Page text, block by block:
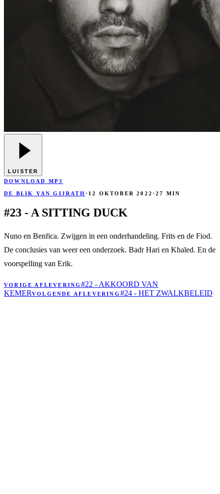
LUISTER
DOWNLOAD MP3
DE BLIK VAN GIJRATH · 12 OKTOBER 2022 ·27 MIN
#23 - A SITTING DUCK
Nuno en Benfica. Zwijgen in een onderhandeling. Frits en de Fiod.
De conclusies van weer een onderzoek. Badr Hari en Khaled. En de
voorspelling van Erik.
VORIGE AFLEVERING#22 - AKKOORD VAN
KEMERVOLGENDE AFLEVERING#24 - HET ZWALKBELEID